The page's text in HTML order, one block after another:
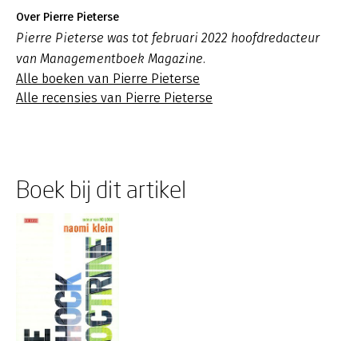
Over Pierre Pieterse
Pierre Pieterse was tot februari 2022 hoofdredacteur
van Managementboek Magazine.
Alle boeken van Pierre Pieterse
Alle recensies van Pierre Pieterse
Boek bij dit artikel